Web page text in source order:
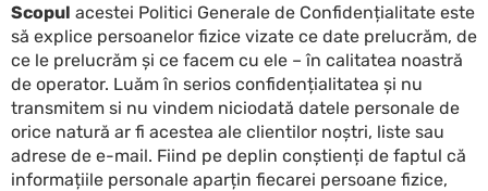
Scopul acestei Politici Generale de Confidențialitate este
să explice persoanelor fizice vizate ce date prelucrăm, de
ce le prelucrăm și ce facem cu ele – în calitatea noastră
de operator. Luăm în serios confidențialitatea și nu
transmitem si nu vindem niciodată datele personale de
orice natură ar fi acestea ale clientilor noștri, liste sau
adrese de e-mail. Fiind pe deplin conștienți de faptul că
informațiile personale aparțin fiecarei persoane fizice,